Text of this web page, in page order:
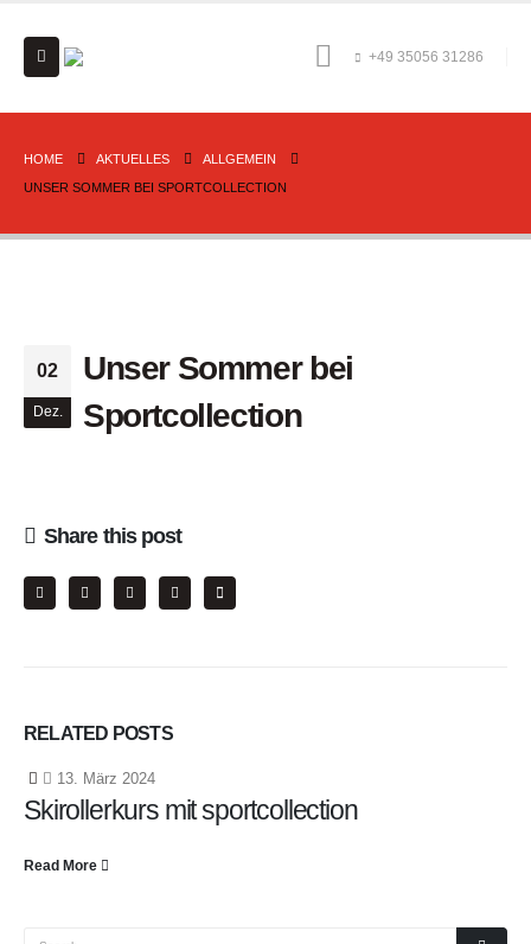
+49 35056 31286
HOME AKTUELLES
ALLGEMEIN
UNSER SOMMER BEI SPORTCOLLECTION
02
Dez.
Unser Sommer bei
Sportcollection
Share this post
RELATED POSTS
13. März 2024
Skirollerkurs mit sportcollection
Read More